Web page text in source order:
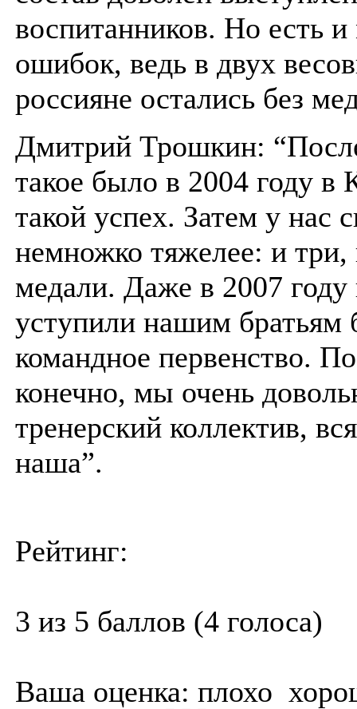
воспитанников. Но есть
ошибок, ведь в двух
россияне остались без
Дмитрий Трошкин:
такое было в 2004 году в
такой успех. Затем у нас
немножко тяжелее: и три,
медали. Даже в 2007
уступили нашим братьям
командное первенство.
конечно, мы очень
тренерский коллектив,
наша”.
Рейтинг:
3 из 5 баллов (4 голоса)
Ваша оценка: плохо